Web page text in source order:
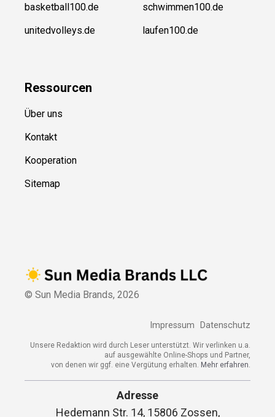
basketball100.de
unitedvolleys.de
schwimmen100.de
laufen100.de
Ressourcen
Über uns
Kontakt
Kooperation
Sitemap
© Sun Media Brands, 2026
Impressum Datenschutz
Unsere Redaktion wird durch Leser unterstützt. Wir verlinken u.a.
auf ausgewählte Online-Shops und Partner,
von denen wir ggf. eine Vergütung erhalten. Mehr erfahren.
Adresse
Hedemann Str. 14, 15806 Zossen,